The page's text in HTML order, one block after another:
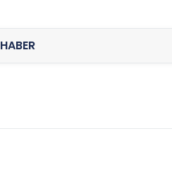
HABER